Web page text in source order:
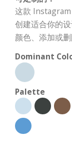
这款
创建适合你的
颜色、添加或删
Dominant
Palette